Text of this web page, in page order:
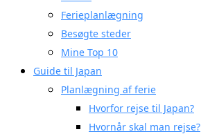
Ferieplanlægning
Besøgte steder
Mine Top 10
Guide til Japan
Planlægning af ferie
Hvorfor rejse til Japan?
Hvornår skal man rejse?